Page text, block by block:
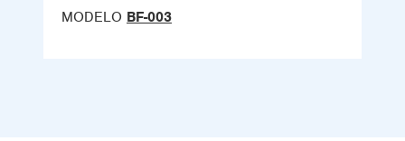
MODELO BF-003